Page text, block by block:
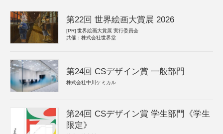
第22回 世界絵画大賞展 2026
[PR] 世界絵画大賞展 実行委員会
共催：株式会社世界堂
第24回 CSデザイン賞 一般部門
株式会社中川ケミカル
第24回 CSデザイン賞 学生部門《学生
限定》